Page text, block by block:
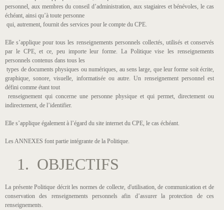
personnel, aux membres du conseil d’administration, aux stagiaires et bénévoles, le cas
échéant, ainsi qu’à toute personne
qui, autrement, fournit des services pour le compte du CPE.
Elle s’applique pour tous les renseignements personnels collectés, utilisés et conservés
par le CPE, et ce, peu importe leur forme. La Politique vise les renseignements
personnels contenus dans tous les
types de documents physiques ou numériques, au sens large, que leur forme soit écrite,
graphique, sonore, visuelle, informatisée ou autre. Un renseignement personnel est
défini comme étant tout
renseignement qui concerne une personne physique et qui permet, directement ou
indirectement, de l’identifier.
Elle s’applique également à l’égard du site internet du CPE, le cas échéant.
Les ANNEXES font partie intégrante de la Politique.
1. OBJECTIFS
La présente Politique décrit les normes de collecte, d'utilisation, de communication et de
conservation des renseignements personnels afin d’assurer la protection de ces
renseignements.